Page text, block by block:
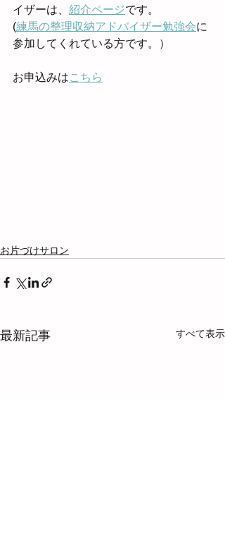
イザーは、 紹介ページです。
(練馬の整理収納アドバイザー勉強会に
参加してくれている方です。）
お申込みはこちら
お片づけサロン
最新記事 すべて表示